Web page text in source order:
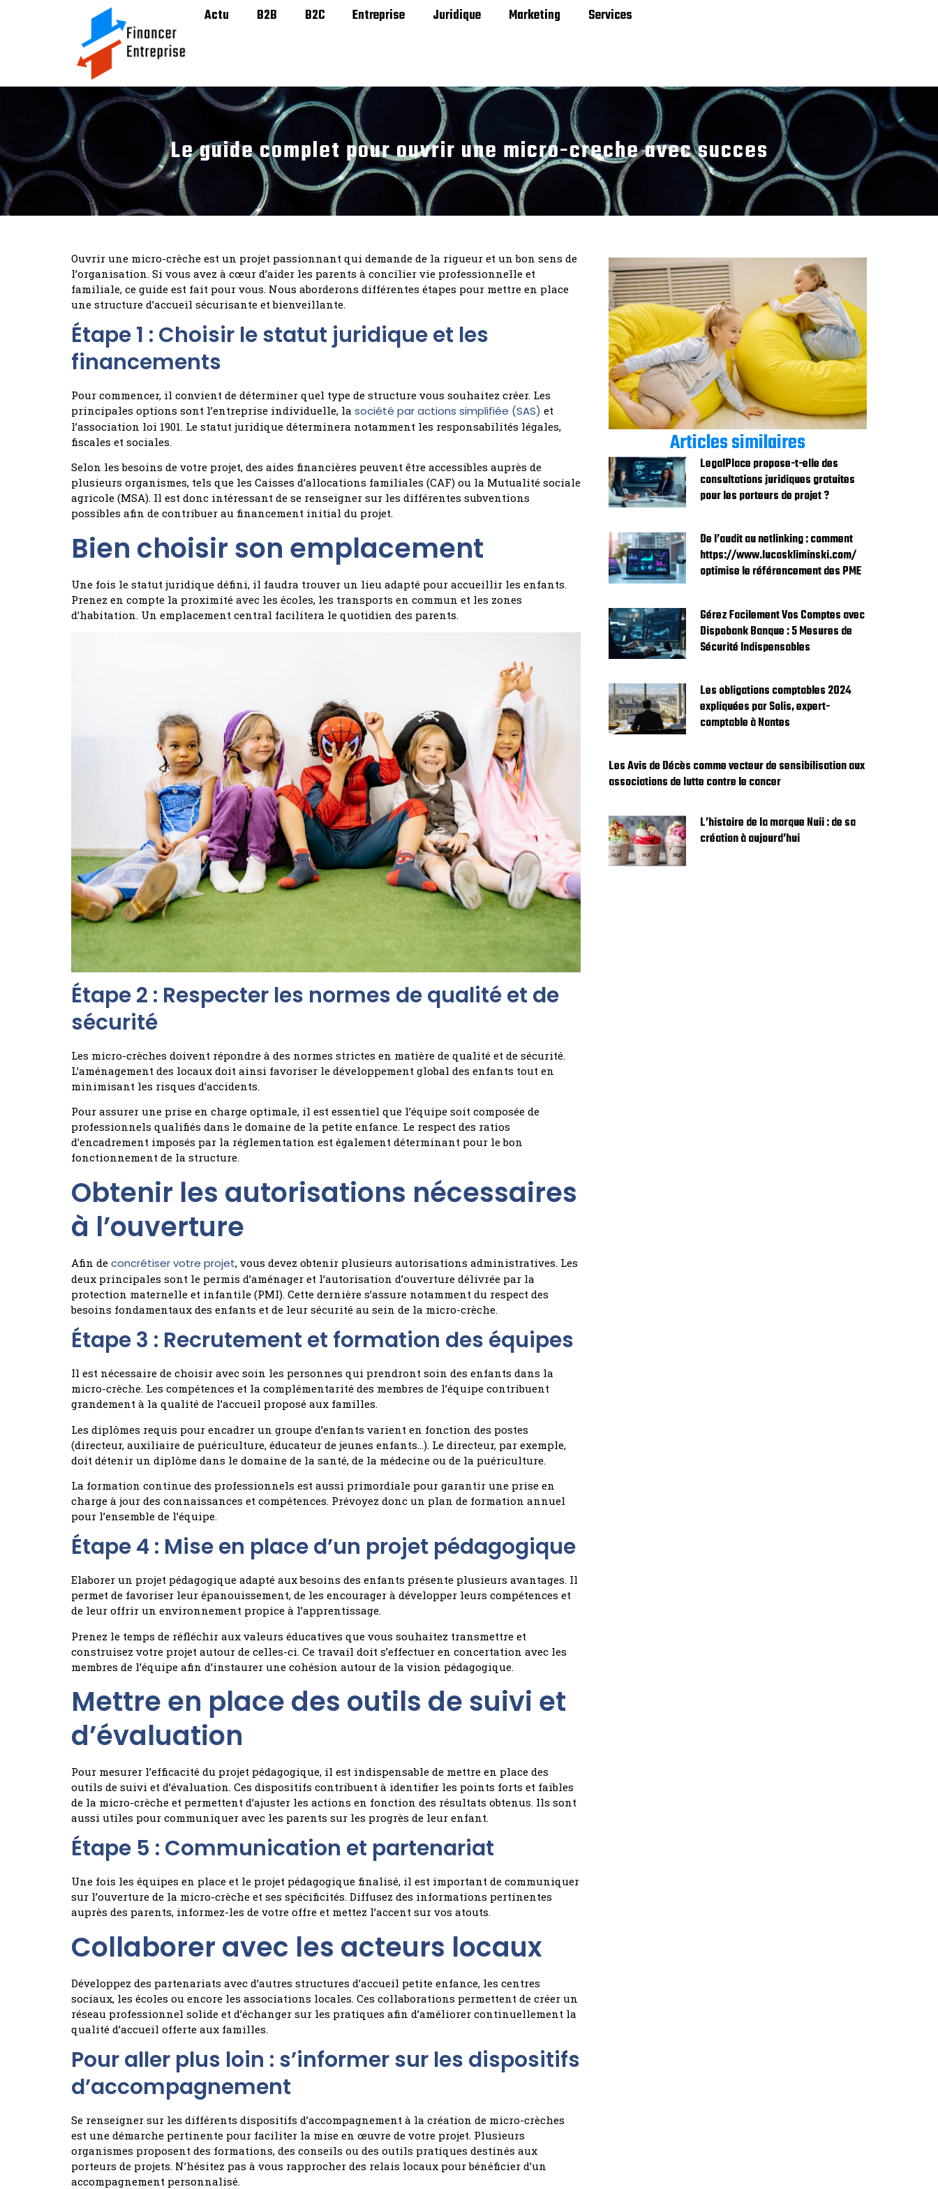
Actu B2B B2C Entreprise Juridique Marketing Services
Le guide complet pour ouvrir une micro-creche avec succes
Ouvrir une micro-crèche est un projet passionnant qui demande de la rigueur et un bon sens de
l’organisation. Si vous avez à cœur d’aider les parents à concilier vie professionnelle et
familiale, ce guide est fait pour vous. Nous aborderons différentes étapes pour mettre en place
une structure d’accueil sécurisante et bienveillante.
Étape 1 : Choisir le statut juridique et les
financements
Pour commencer, il convient de déterminer quel type de structure vous souhaitez créer. Les
principales options sont l’entreprise individuelle, la société par actions simplifiée (SAS) et
l’association loi 1901. Le statut juridique déterminera notamment les responsabilités légales,
fiscales et sociales.
Selon les besoins de votre projet, des aides financières peuvent être accessibles auprès de
plusieurs organismes, tels que les Caisses d’allocations familiales (CAF) ou la Mutualité sociale
agricole (MSA). Il est donc intéressant de se renseigner sur les différentes subventions
possibles afin de contribuer au financement initial du projet.
Bien choisir son emplacement
Une fois le statut juridique défini, il faudra trouver un lieu adapté pour accueillir les enfants.
Prenez en compte la proximité avec les écoles, les transports en commun et les zones
d’habitation. Un emplacement central facilitera le quotidien des parents.
Étape 2 : Respecter les normes de qualité et de
sécurité
Les micro-crèches doivent répondre à des normes strictes en matière de qualité et de sécurité.
L’aménagement des locaux doit ainsi favoriser le développement global des enfants tout en
minimisant les risques d’accidents.
Pour assurer une prise en charge optimale, il est essentiel que l’équipe soit composée de
professionnels qualifiés dans le domaine de la petite enfance. Le respect des ratios
d’encadrement imposés par la réglementation est également déterminant pour le bon
fonctionnement de la structure.
Obtenir les autorisations nécessaires
à l’ouverture
Afin de concrétiser votre projet, vous devez obtenir plusieurs autorisations administratives. Les
deux principales sont le permis d’aménager et l’autorisation d’ouverture délivrée par la
protection maternelle et infantile (PMI). Cette dernière s’assure notamment du respect des
besoins fondamentaux des enfants et de leur sécurité au sein de la micro-crèche.
Étape 3 : Recrutement et formation des équipes
Il est nécessaire de choisir avec soin les personnes qui prendront soin des enfants dans la
micro-crèche. Les compétences et la complémentarité des membres de l’équipe contribuent
grandement à la qualité de l’accueil proposé aux familles.
Les diplômes requis pour encadrer un groupe d’enfants varient en fonction des postes
(directeur, auxiliaire de puériculture, éducateur de jeunes enfants…). Le directeur, par exemple,
doit détenir un diplôme dans le domaine de la santé, de la médecine ou de la puériculture.
La formation continue des professionnels est aussi primordiale pour garantir une prise en
charge à jour des connaissances et compétences. Prévoyez donc un plan de formation annuel
pour l’ensemble de l’équipe.
Étape 4 : Mise en place d’un projet pédagogique
Elaborer un projet pédagogique adapté aux besoins des enfants présente plusieurs avantages. Il
permet de favoriser leur épanouissement, de les encourager à développer leurs compétences et
de leur offrir un environnement propice à l’apprentissage.
Prenez le temps de réfléchir aux valeurs éducatives que vous souhaitez transmettre et
construisez votre projet autour de celles-ci. Ce travail doit s’effectuer en concertation avec les
membres de l’équipe afin d’instaurer une cohésion autour de la vision pédagogique.
Mettre en place des outils de suivi et
d’évaluation
Pour mesurer l’efficacité du projet pédagogique, il est indispensable de mettre en place des
outils de suivi et d’évaluation. Ces dispositifs contribuent à identifier les points forts et faibles
de la micro-crèche et permettent d’ajuster les actions en fonction des résultats obtenus. Ils sont
aussi utiles pour communiquer avec les parents sur les progrès de leur enfant.
Étape 5 : Communication et partenariat
Une fois les équipes en place et le projet pédagogique finalisé, il est important de communiquer
sur l’ouverture de la micro-crèche et ses spécificités. Diffusez des informations pertinentes
auprès des parents, informez-les de votre offre et mettez l’accent sur vos atouts.
Collaborer avec les acteurs locaux
Développez des partenariats avec d’autres structures d’accueil petite enfance, les centres
sociaux, les écoles ou encore les associations locales. Ces collaborations permettent de créer un
réseau professionnel solide et d’échanger sur les pratiques afin d’améliorer continuellement la
qualité d’accueil offerte aux familles.
Pour aller plus loin : s’informer sur les dispositifs
d’accompagnement
Se renseigner sur les différents dispositifs d’accompagnement à la création de micro-crèches
est une démarche pertinente pour faciliter la mise en œuvre de votre projet. Plusieurs
organismes proposent des formations, des conseils ou des outils pratiques destinés aux
porteurs de projets. N’hésitez pas à vous rapprocher des relais locaux pour bénéficier d’un
accompagnement personnalisé.
Articles similaires
LegalPlace propose-t-elle des
consultations juridiques gratuites
pour les porteurs de projet ?
De l’audit au netlinking : comment
https://www.lucaskliminski.com/
optimise le référencement des PME
Gérez Facilement Vos Comptes avec
Dispobank Banque : 5 Mesures de
Sécurité Indispensables
Les obligations comptables 2024
expliquées par Solis, expert-
comptable à Nantes
Les Avis de Décès comme vecteur de sensibilisation aux
associations de lutte contre le cancer
L’histoire de la marque Nuii : de sa
création à aujourd’hui